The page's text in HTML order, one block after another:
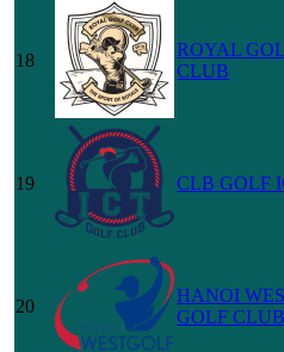
18
ROYAL
CLUB
19 CLB GOLF
20
HANOI
GOLF CLUB